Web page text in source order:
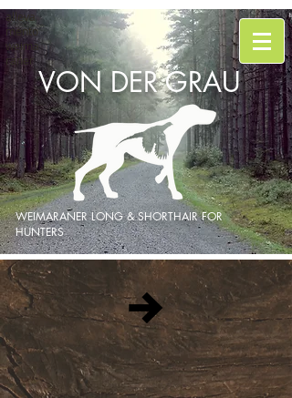
alleva
mento
weima
raner
VON DER GRAU
WEIMARANER LONG & SHORTHAIR FOR
HUNTERS